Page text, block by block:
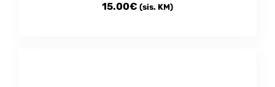
15.00€ (sis. KM)